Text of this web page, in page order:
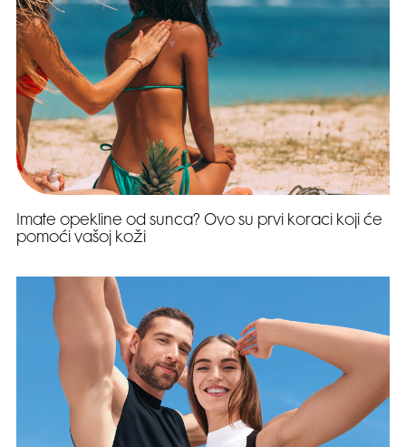
Imate opekline od sunca? Ovo su prvi koraci koji će
pomoći vašoj koži